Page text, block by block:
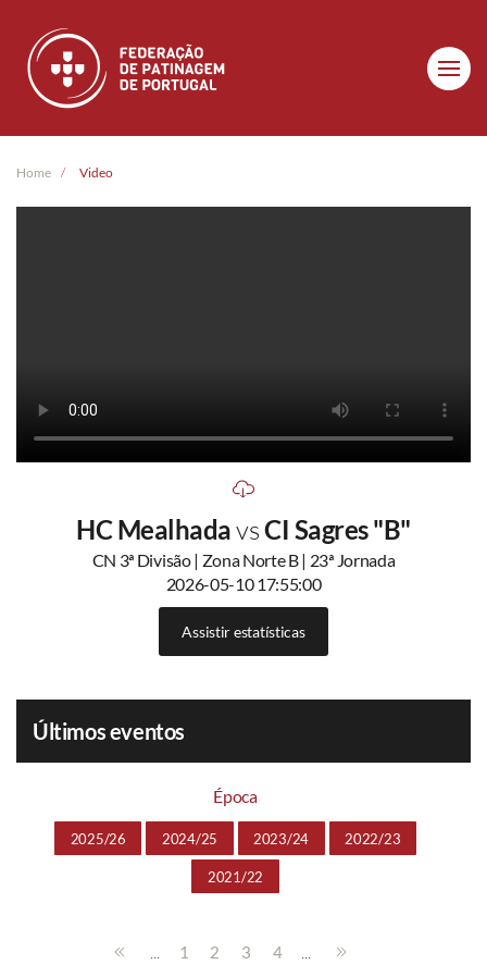
Skip to main content
Home Video
HC MealhadavsCI Sagres "B"
CN 3ª Divisão | Zona Norte B | 23ª Jornada
2026-05-10 17:55:00
Assistir estatísticas
Últimos eventos
Época
2025/26 2024/25 2023/24 2022/23
2021/22
... 1 2 3 4 ...